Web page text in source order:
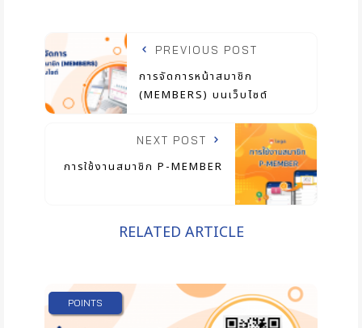
PREVIOUS POST
การจัดการหน้าสมาชิก
(MEMBERS) บนเว็บไซต์
NEXT POST
การใช้งานสมาชิก P-MEMBER
RELATED ARTICLE
POINTS